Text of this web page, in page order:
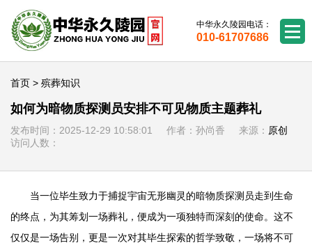
中华永久陵园电话：
010-61707686
首页 > 殡葬知识
如何为暗物质探测员安排不可见物质主题葬礼
发布时间：2025-12-29 10:58:01 作者：孙尚香 来源： 原创
访问人数：
当一位毕生致力于捕捉宇宙无形幽灵的暗物质探测员走到生命
的终点，为其筹划一场葬礼，便成为一项独特而深刻的使命。这不
仅仅是一场告别，更是一次对其毕生探索的哲学致敬，一场将不可